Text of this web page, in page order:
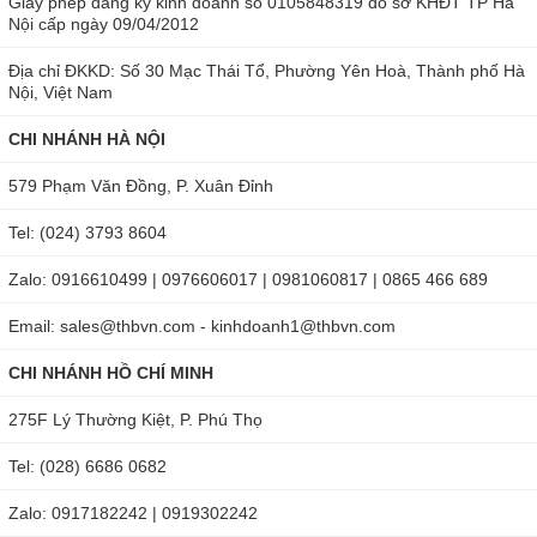
trường trong nhà, văn phòng, kho hàng, xưởng sản xuất.
Hiện nay THB đã phân phối Nhiệt Kế, Ẩm Kế Điện Tử Không
Dây WeaPro hàng đầu thế giới.
Nội cấp ngày 09/04/2012
Địa chỉ ĐKKD: Số 30 Mạc Thái Tổ, Phường Yên Hoà, Thành phố Hà
Nội, Việt Nam
CHI NHÁNH HÀ NỘI
579 Phạm Văn Đồng, P. Xuân Đỉnh
Tel: (024) 3793 8604
Zalo: 0916610499 | 0976606017 | 0981060817 | 0865 466 689
Email: sales@thbvn.com - kinhdoanh1@thbvn.com
CHI NHÁNH HỒ CHÍ MINH
275F Lý Thường Kiệt, P. Phú Thọ
Tel: (028) 6686 0682
Zalo: 0917182242 | 0919302242